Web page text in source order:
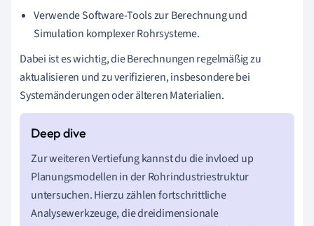
Verwende Software-Tools zur Berechnung und
Simulation komplexer Rohrsysteme.
Dabei ist es wichtig, die Berechnungen regelmäßig zu
aktualisieren und zu verifizieren, insbesondere bei
Systemänderungen oder älteren Materialien.
Zur weiteren Vertiefung kannst du die invloed up
Planungsmodellen in der Rohrindustriestruktur
untersuchen. Hierzu zählen fortschrittliche
Analysewerkzeuge, die dreidimensionale